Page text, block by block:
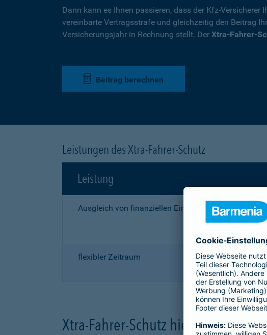
Dann kann es Ihnen passieren, dass der Kfz-
vereinbarte Vertragsstrafe und gleichzeitig den Beitrag
Versicherungsjahr in Rechnung stellt. Der Xtra-Fahrer-
Beitrag berechnen
Leistungen des Xtra-Fahrer-Schutz
Leistung
Ausgleich von finanziellen Einbußen
flexibler Zeitraum
Xtra-Fahrer-Schutz hier online